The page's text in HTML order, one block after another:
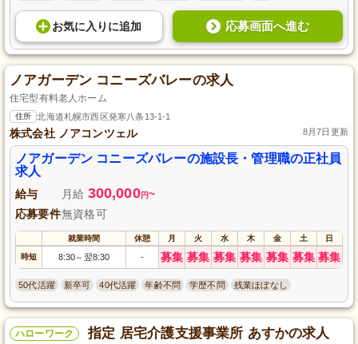
お気に入り に追加 応募画面へ進む
ノアガーデン コニーズバレーの求人
住宅型有料老人ホーム
住所 北海道札幌市西区発寒八条13-1-1
株式会社 ノアコンツェル 8月7日更新
ノアガーデン コニーズバレーの施設長・管理職の正社員
求人
給与 月給 300,000円~
応募要件無資格可
就業時間 休憩 月 火 水 木 金 土 日
時短 8:30～ 翌8:30 - 募集 募集 募集 募集 募集 募集 募集
50代活躍 新卒可 40代活躍 年齢不問 学歴不問 残業ほぼなし
ハローワーク 指定 居宅介護支援事業所 あすかの求人